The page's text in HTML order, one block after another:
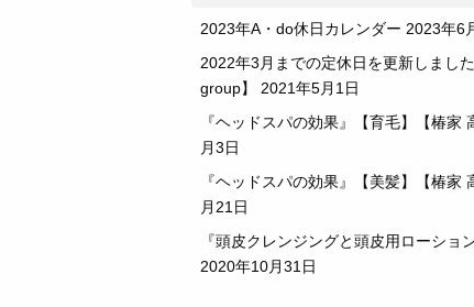
2023年A・do休日カレンダー 2023年6
2022年3月までの定休日を更新しまし
group】
2021年5月1日
『ヘッドスパの効果』【育毛】【椿家
月3日
『ヘッドスパの効果』【美髪】【椿家
月21日
『頭皮クレンジングと頭皮用ローショ
2020年10月31日